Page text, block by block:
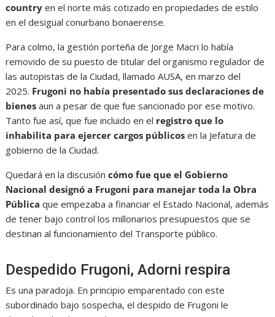
country en el norte más cotizado en propiedades de estilo
en el desigual conurbano bonaerense.
Para colmo, la gestión porteña de Jorge Macri lo había
removido de su puesto de titular del organismo regulador de
las autopistas de la Ciudad, llamado AUSA, en marzo del
2025. Frugoni no había presentado sus declaraciones de
bienesaun a pesar de que fue sancionado por ese motivo.
Tanto fue así, que fue incluido en el registro que lo
inhabilita para ejercer cargos públicos en la Jefatura de
gobierno de la Ciudad.
Quedará en la discusión cómo fue que el Gobierno
Nacional designó a Frugoni para manejar toda la Obra
Públicaque empezaba a financiar el Estado Nacional, además
de tener bajo control los millonarios presupuestos que se
destinan al funcionamiento del Transporte público.
Despedido Frugoni, Adorni respira
Es una paradoja. En principio emparentado con este
subordinado bajo sospecha, el despido de Frugoni le